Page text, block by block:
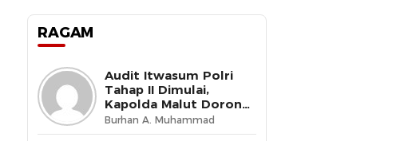
RAGAM
Audit Itwasum Polri
Tahap II Dimulai,
Kapolda Malut Dorong
Peningkatan Tata
Kelola Organisasi yang
Burhan A. Muhammad